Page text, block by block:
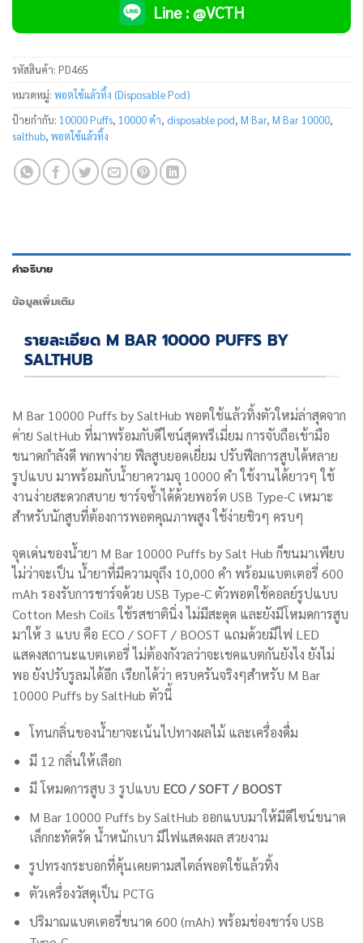
Line : @VCTH
รหัสสินค้า: PD465
หมวดหมู่: พอตใช้แล้วทิ้ง (Disposable Pod)
ป้ายกำกับ: 10000 Puffs, 10000 คำ, disposable pod, M Bar, M Bar 10000,
salthub, พอตใช้แล้วทิ้ง
คำอธิบาย
ข้อมูลเพิ่มเติม
รายละเอียด M BAR 10000 PUFFS BY
SALTHUB
M Bar 10000 Puffs by SaltHub พอตใช้แล้วทิ้งตัวใหม่ล่าสุดจาก
ค่าย SaltHub ที่มาพร้อมกับดีไซน์สุดพรีเมี่ยม การจับถือเข้ามือ
ขนาดกำลังดี พกพาง่าย ฟีลสูบยอดเยี่ยม ปรับฟีลการสูบได้หลาย
รูปแบบ มาพร้อมกับน้ำยาความจุ 10000 คำ ใช้งานได้ยาวๆ ใช้
งานง่ายสะดวกสบาย ชาร์จซ้ำได้ด้วยพอร์ต USB Type-C เหมาะ
สำหรับนักสูบที่ต้องการพอตคุณภาพสูง ใช้ง่ายชิวๆ ครบๆ
จุดเด่นของน้ำยา M Bar 10000 Puffs by Salt Hub ก็ขนมาเพียบ
ไม่ว่าจะเป็น น้ำยาที่มีความจุถึง 10,000 คำ พร้อมแบตเตอรี่ 600
mAh รองรับการชาร์จด้วย USB Type-C ตัวพอตใช้คอลย์รูปแบบ
Cotton Mesh Coils ใช้รสชาตินิ่ง ไม่มีสะดุด และยังมีโหมดการสูบ
มาให้ 3 แบบ คือ ECO / SOFT / BOOST แถมด้วยมีไฟ LED
แสดงสถานะแบตเตอรี่ ไม่ต้องกังวลว่าจะเชคแบตกันยังไง ยังไม่
พอ ยังปรับรูลมได้อีก เรียกได้ว่า ครบครันจริงๆสำหรับ M Bar
10000 Puffs by SaltHub ตัวนี้
โทนกลิ่นของน้ำยาจะเน้นไปทางผลไม้ และเครื่องดื่ม
มี 12 กลิ่นให้เลือก
มี โหมดการสูบ 3 รูปแบบ ECO / SOFT / BOOST
M Bar 10000 Puffs by SaltHub ออกแบบมาให้มีดีไซน์ขนาด
เล็กกะทัดรัด น้ำหนักเบา มีไฟแสดงผล สวยงาม
รูปทรงกระบอกที่คุ้นเคยตามสไตล์พอตใช้แล้วทิ้ง
ตัวเครื่องวัสดุเป็น PCTG
ปริมาณแบตเตอรี่ขนาด 600 (mAh) พร้อมช่องชาร์จ USB